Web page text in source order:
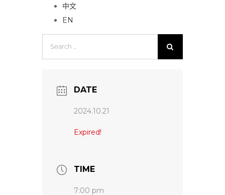
中文
EN
DATE
2024.10.21
Expired!
TIME
7:00 pm